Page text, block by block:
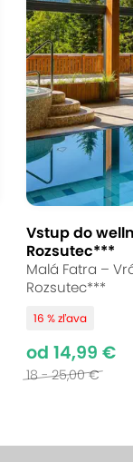
Vstup do
Rozsutec***
Malá Fatra –
Rozsutec***
16 % zľava
od 14,99 €
18 - 25,00 €